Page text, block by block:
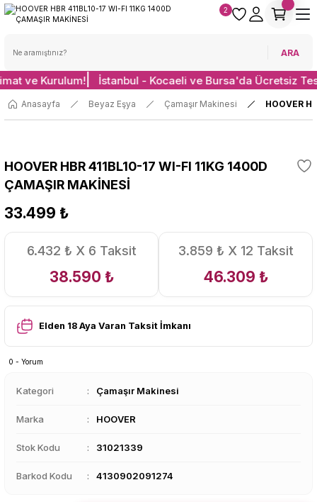
ARA
2
ve Kurulum! İstanbul - Kocaeli ve Bursa'da Ücretsiz
Anasayfa Beyaz Eşya Çamaşır Makinesi HOOVER
HOOVER HBR 411BL10-17 WI-FI 11KG 1400D
ÇAMAŞIR MAKİNESİ
33.499 ₺
6.432 ₺ X 6 Taksit
38.590 ₺
3.859 ₺ X 12 Taksit
46.309 ₺
Elden 18 Aya Varan Taksit İmkanı
0 - Yorum
Kategori Çamaşır Makinesi
Marka HOOVER
Stok Kodu 31021339
Barkod Kodu 4130902091274